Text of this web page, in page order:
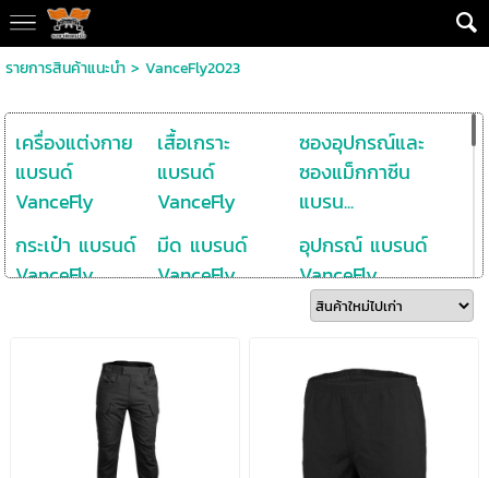
รายการสินค้าแนะนำ> VanceFly2023
เครื่องแต่งกาย
แบรนด์
VanceFly
เสื้อเกราะ
แบรนด์
VanceFly
ซองอุปกรณ์และ
ซองแม็กกาซีน
แบรน...
กระเป๋า แบรนด์
VanceFly
มีด แบรนด์
VanceFly
อุปกรณ์ แบรนด์
VanceFly
Variato Admin
Urban fold
tactical pouch
Romeo Utility
ORDO NECK ID
POUCH